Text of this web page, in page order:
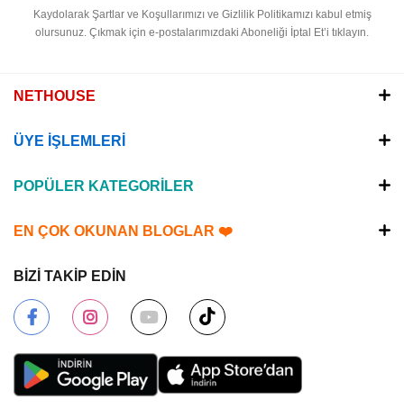
Kaydolarak Şartlar ve Koşullarımızı ve Gizlilik Politikamızı kabul etmiş
olursunuz. Çıkmak için e-postalarımızdaki Aboneliği İptal Et’i tıklayın.
NETHOUSE
ÜYE İŞLEMLERİ
POPÜLER KATEGORİLER
EN ÇOK OKUNAN BLOGLAR ❤️
BİZİ TAKİP EDİN